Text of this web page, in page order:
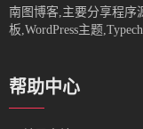
南图博客,主要分享程序
板,WordPress主题
帮助中心